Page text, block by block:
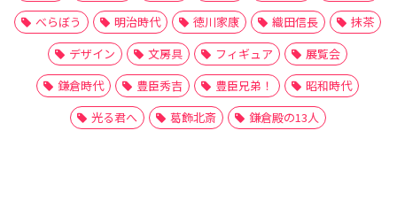
べらぼう
明治時代 徳川家康 織田信長
抹茶
デザイン
文房具 フィギュア
展覧会
鎌倉時代
豊臣秀吉 豊臣兄弟！
昭和時代
光る君へ
葛飾北斎 鎌倉殿の13人